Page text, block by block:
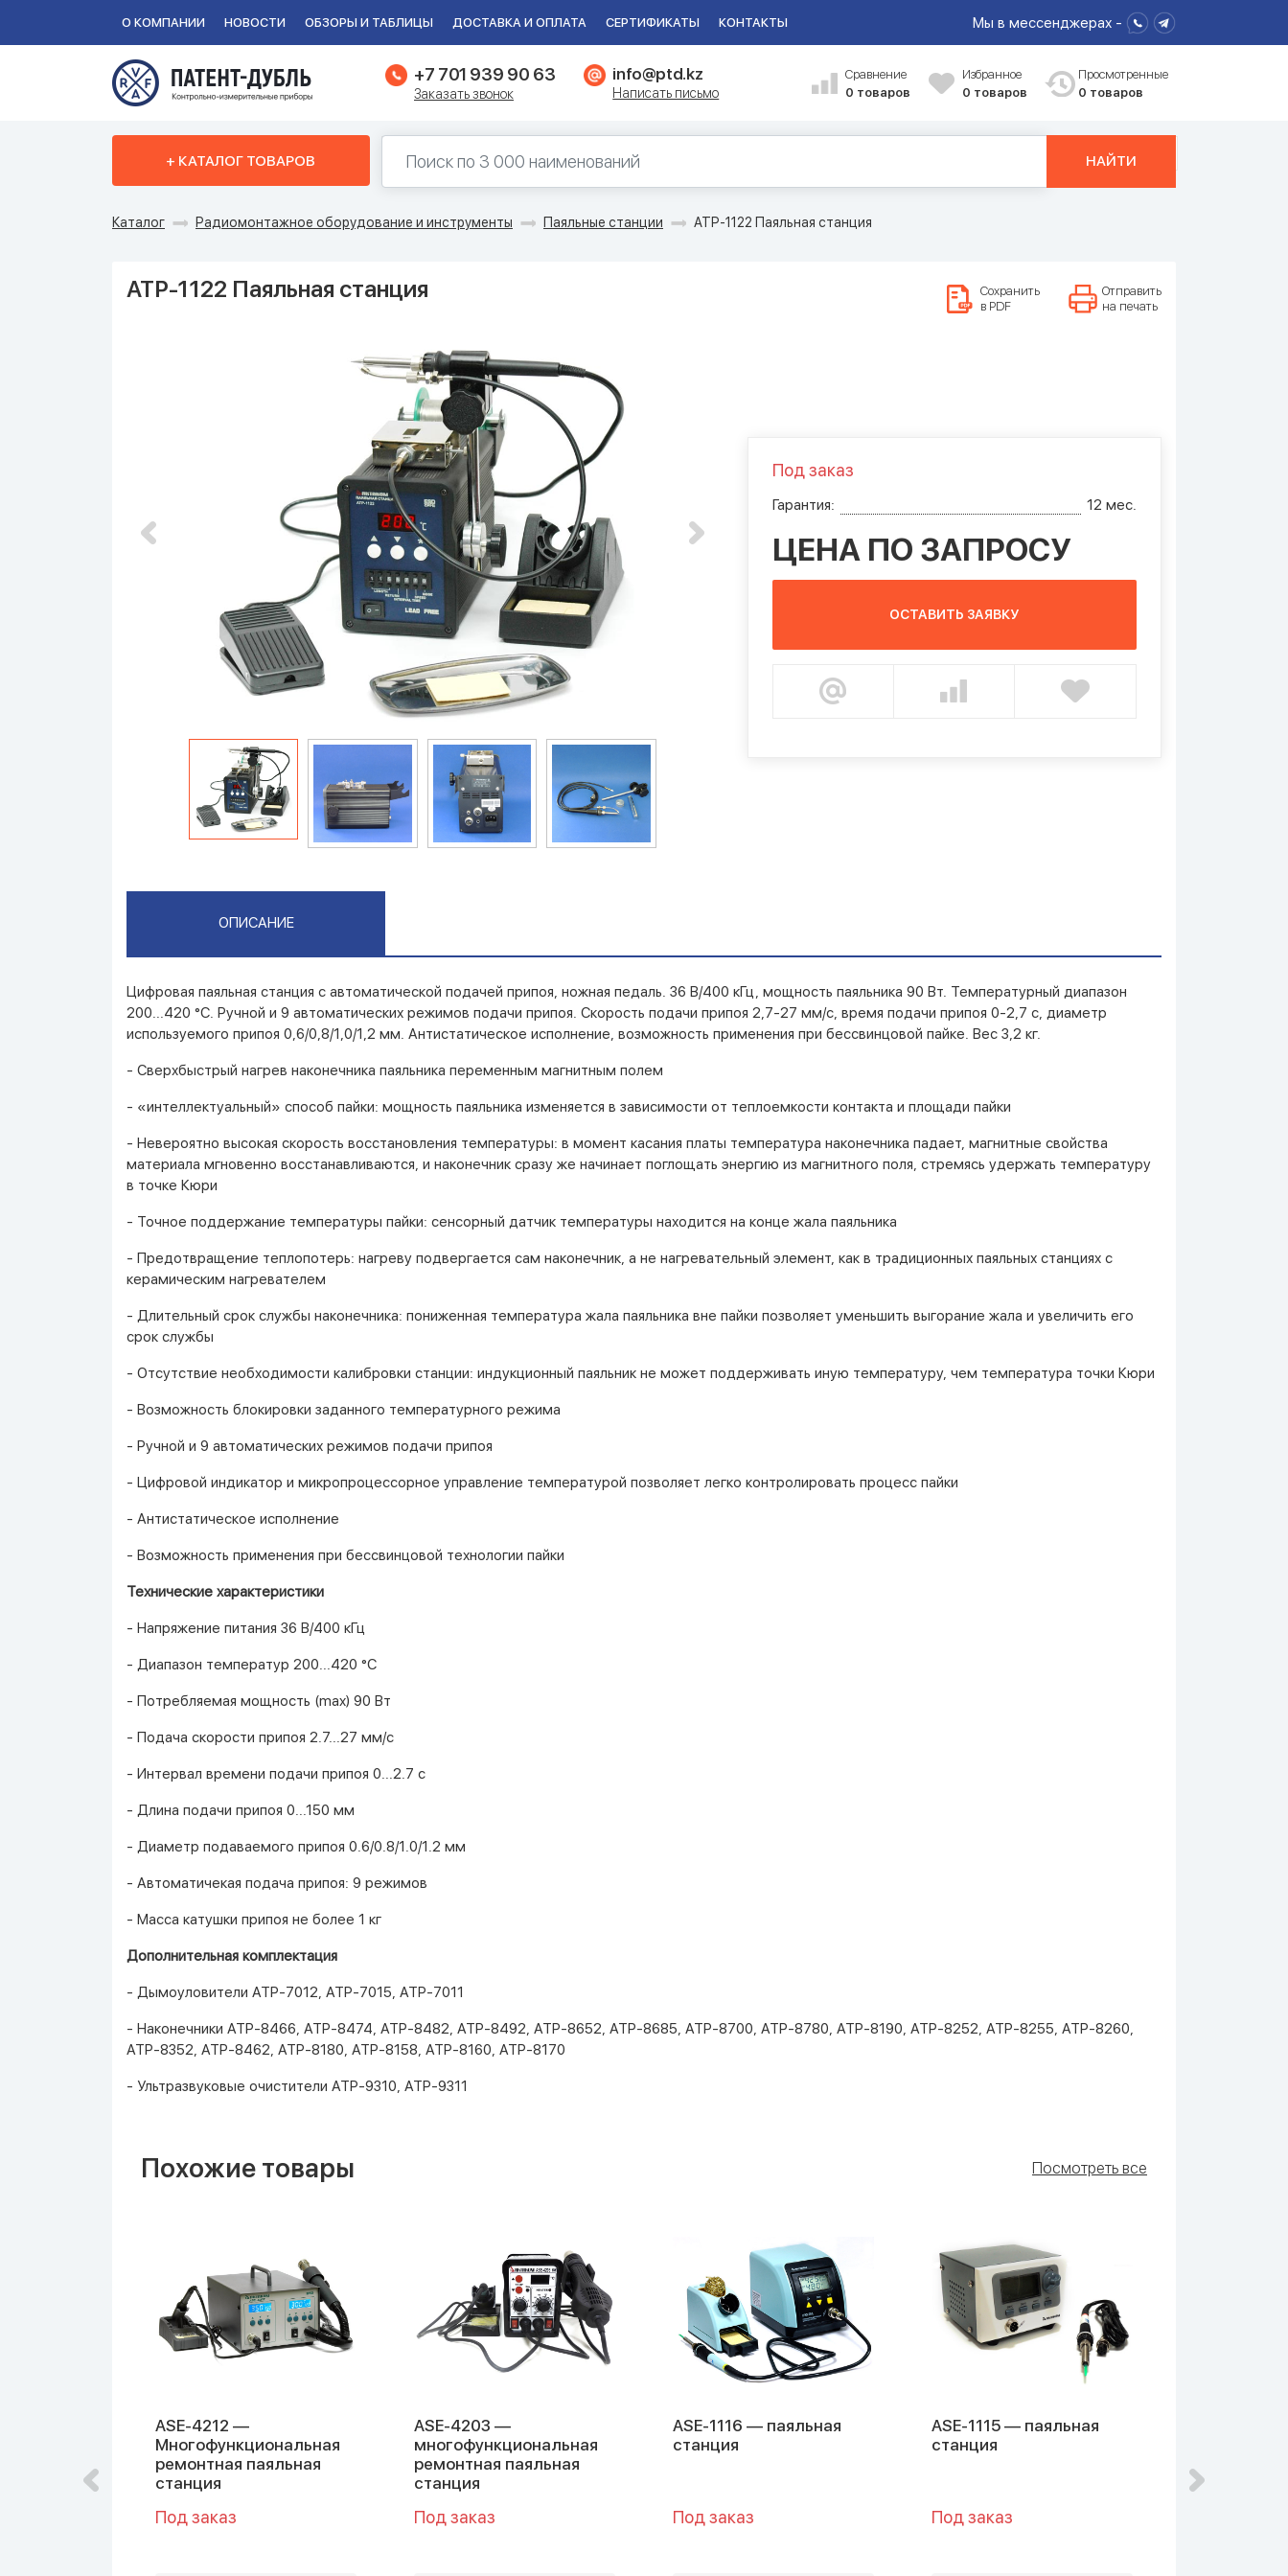
О КОМПАНИИ НОВОСТИ ОБЗОРЫ И ТАБЛИЦЫ ДОСТАВКА И ОПЛАТА СЕРТИФИКАТЫ КОНТАКТЫ Мы в мессенджерах -
+7 701 939 90 63
Заказать звонок
info@ptd.kz
Написать письмо
Сравнение
0 товаров
Избранное
0 товаров
Просмотренные
0 товаров
+ КАТАЛОГ ТОВАРОВ НАЙТИ
Каталог Радиомонтажное оборудование и инструменты Паяльные станции АТР-1122 Паяльная станция
АТР-1122 Паяльная станция
Сохранить
в PDF
Отправить
на печать
Под заказ
Гарантия: 12 мес.
ЦЕНА ПО ЗАПРОСУ
ОСТАВИТЬ ЗАЯВКУ
ОПИСАНИЕ
Цифровая паяльная станция с автоматической подачей припоя, ножная педаль. 36 В/400 кГц, мощность паяльника 90 Вт. Температурный диапазон
200...420 °С. Ручной и 9 автоматических режимов подачи припоя. Скорость подачи припоя 2,7-27 мм/с, время подачи припоя 0-2,7 с, диаметр
используемого припоя 0,6/0,8/1,0/1,2 мм. Антистатическое исполнение, возможность применения при бессвинцовой пайке. Вес 3,2 кг.
- Сверхбыстрый нагрев наконечника паяльника переменным магнитным полем
- «интеллектуальный» способ пайки: мощность паяльника изменяется в зависимости от теплоемкости контакта и площади пайки
- Невероятно высокая скорость восстановления температуры: в момент касания платы температура наконечника падает, магнитные свойства
материала мгновенно восстанавливаются, и наконечник сразу же начинает поглощать энергию из магнитного поля, стремясь удержать температуру
в точке Кюри
- Точное поддержание температуры пайки: сенсорный датчик температуры находится на конце жала паяльника
- Предотвращение теплопотерь: нагреву подвергается сам наконечник, а не нагревательный элемент, как в традиционных паяльных станциях с
керамическим нагревателем
- Длительный срок службы наконечника: пониженная температура жала паяльника вне пайки позволяет уменьшить выгорание жала и увеличить его
срок службы
- Отсутствие необходимости калибровки станции: индукционный паяльник не может поддерживать иную температуру, чем температура точки Кюри
- Возможность блокировки заданного температурного режима
- Ручной и 9 автоматических режимов подачи припоя
- Цифровой индикатор и микропроцессорное управление температурой позволяет легко контролировать процесс пайки
- Антистатическое исполнение
- Возможность применения при бессвинцовой технологии пайки
Технические характеристики
- Напряжение питания 36 В/400 кГц
- Диапазон температур 200...420 °С
- Потребляемая мощность (max) 90 Вт
- Подача скорости припоя 2.7...27 мм/с
- Интервал времени подачи припоя 0...2.7 с
- Длина подачи припоя 0...150 мм
- Диаметр подаваемого припоя 0.6/0.8/1.0/1.2 мм
- Автоматичекая подача припоя: 9 режимов
- Масса катушки припоя не более 1 кг
Дополнительная комплектация
- Дымоуловители АТР-7012, АТР-7015, АТР-7011
- Наконечники АТР-8466, АТР-8474, АТР-8482, АТР-8492, АТР-8652, АТР-8685, АТР-8700, АТР-8780, АТР-8190, АТР-8252, АТР-8255, АТР-8260,
АТР-8352, АТР-8462, АТР-8180, АТР-8158, АТР-8160, АТР-8170
- Ультразвуковые очистители АТР-9310, АТР-9311
Похожие товары Посмотреть все
ASE-4212 —
Многофункциональная
ремонтная паяльная
станция
Под заказ
ASE-4203 —
многофункциональная
ремонтная паяльная
станция
Под заказ
ASE-1116 — паяльная
станция
Под заказ
ASE-1115 — паяльная
станция
Под заказ